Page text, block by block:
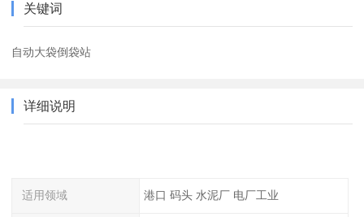
关键词
自动大袋倒袋站
详细说明
适用领域 港口 码头 水泥厂 电厂工业